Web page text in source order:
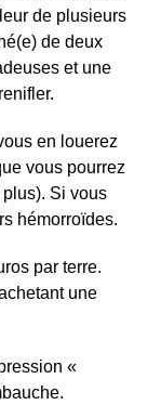
de plusieurs
de deux
et une
en louerez
vous pourrez
Si vous
hémorroïdes.
par terre.
une
«